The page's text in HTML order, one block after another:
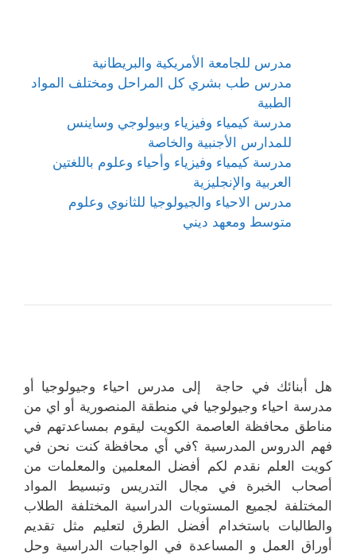
مدرس للجامعة الأمريكية والبريطانية
مدرس طب بشري كل المراحل ومختلف المواد
الطبية
مدرسة كيمياء وفيزياء وبيولوجي وساينس
للمدارس الأجنبية والخاصة
مدرسة كيمياء وفيزياء وأحياء وعلوم باللغتين
العربية والإنجليزية
مدرس الاحياء والجيولوجيا للثانوي وعلوم
متوسط ومعهد ديني
هل أبنائك في حاجة إلى مدرس احياء وجيولوجيا أو
مدرسة احياء وجيولوجيا في منطقة المنصورية أو اي من
مناطق محافظة العاصمة الكويت ليقوم بمساعدتهم في
فهم الدروس المدرسية ؟في أي محافظة كنت نحن في
كويت العلم نقدم لكم أفضل المعلمين والمعلمات من
أصحاب الخبرة في مجال التدريس وتبسيط المواد
المختلفة لجميع المستويات الدراسية المختلفة الطلاب
والطالبات باستخدام أفضل الطرق لتعليم مثل تقديم
أوراق العمل و المساعدة في الواجبات الدراسية وحل